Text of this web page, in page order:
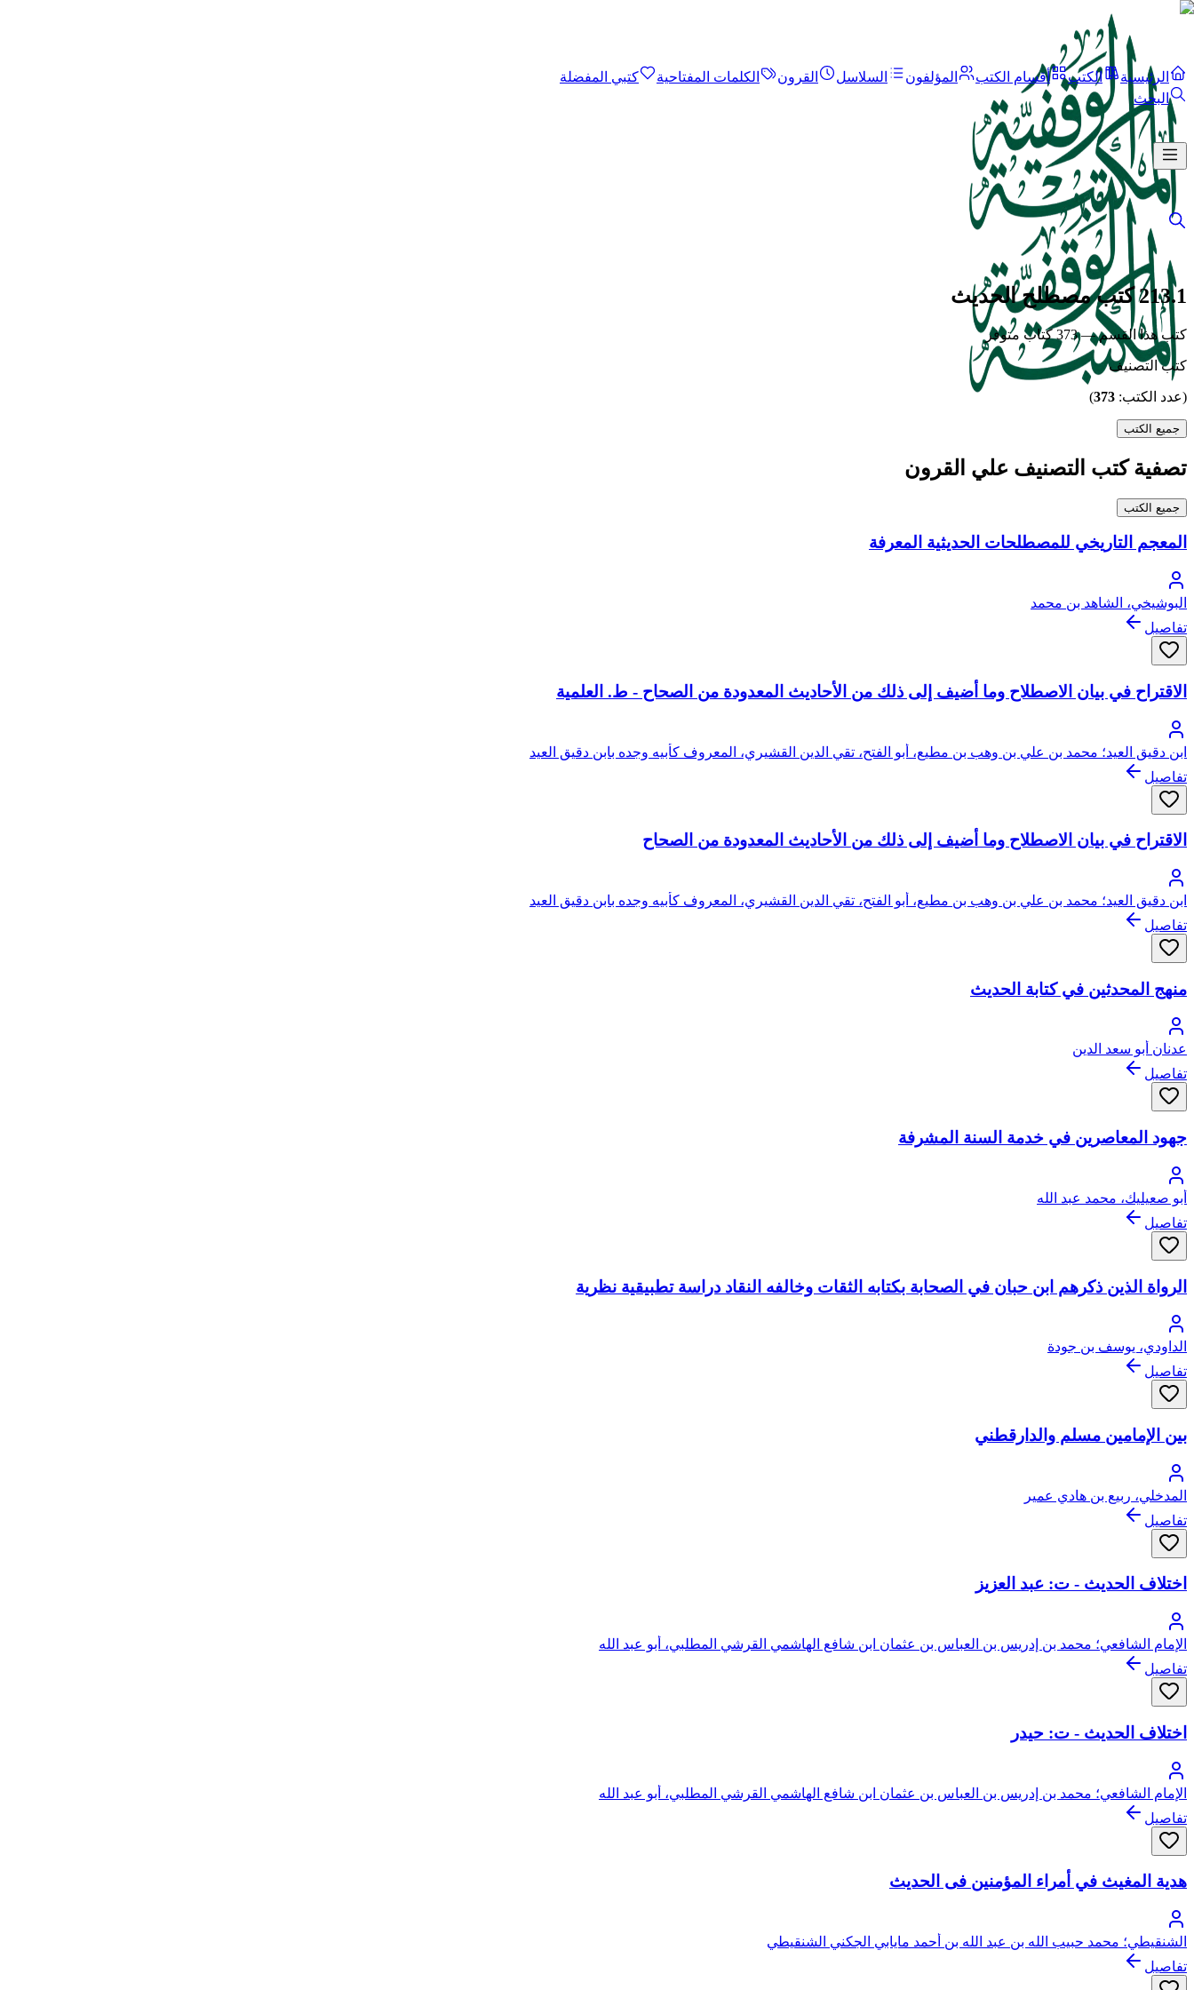
الرئيسية الكتب أقسام الكتب المؤلفون السلاسل القرون الكلمات المفتاحية
كتبي المفضلة
البحث
213.1 كتب مصطلح الحديث
كتب هذا القسم — 373 كتاب متوفر
كتب التصنيف
(عدد الكتب: 373
)
جميع الكتب
تصفية كتب التصنيف علي القرون
جميع الكتب
المعجم التاريخي للمصطلحات الحديثية المعرفة
البوشيخي، الشاهد بن محمد
تفاصيل
الاقتراح في بيان الاصطلاح وما أضيف إلى ذلك من الأحاديث المعدودة من الصحاح - ط. العلمية
ابن دقيق العيد؛ محمد بن علي بن وهب بن مطيع، أبو الفتح، تقي الدين القشيري، المعروف كأبيه وجده بابن دقيق العيد
تفاصيل
الاقتراح في بيان الاصطلاح وما أضيف إلى ذلك من الأحاديث المعدودة من الصحاح
ابن دقيق العيد؛ محمد بن علي بن وهب بن مطيع، أبو الفتح، تقي الدين القشيري، المعروف كأبيه وجده بابن دقيق العيد
تفاصيل
منهج المحدثين في كتابة الحديث
عدنان أبو سعد الدين
تفاصيل
جهود المعاصرين في خدمة السنة المشرفة
أبو صعيليك، محمد عبد الله
تفاصيل
الرواة الذين ذكرهم ابن حبان في الصحابة بكتابه الثقات وخالفه النقاد دراسة تطبيقية نظرية
الداودي، يوسف بن جودة
تفاصيل
بين الإمامين مسلم والدارقطني
المدخلي، ربيع بن هادي عمير
تفاصيل
اختلاف الحديث - ت: عبد العزيز
الإمام الشافعي؛ محمد بن إدريس بن العباس بن عثمان ابن شافع الهاشمي القرشي المطلبي، أبو عبد الله
تفاصيل
اختلاف الحديث - ت: حيدر
الإمام الشافعي؛ محمد بن إدريس بن العباس بن عثمان ابن شافع الهاشمي القرشي المطلبي، أبو عبد الله
تفاصيل
هدية المغيث في أمراء المؤمنين فى الحديث
الشنقيطي؛ محمد حبيب الله بن عبد الله بن أحمد مايابي الجكني الشنقيطي
تفاصيل